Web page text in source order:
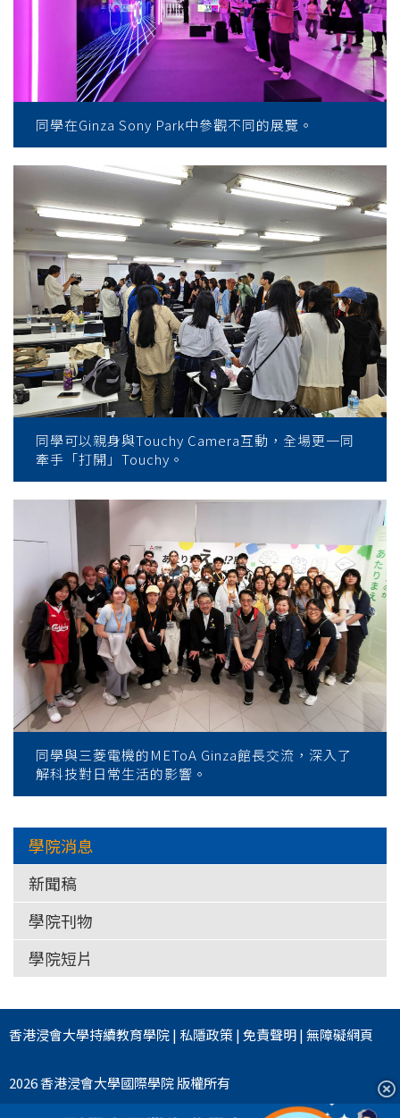
同學在Ginza Sony Park中參觀不同的展覽。
同學可以親身與Touchy Camera互動，全場更一同
牽手「打開」Touchy。
同學與三菱電機的METoA Ginza館長交流，深入了
解科技對日常生活的影響。
學院消息
新聞稿
學院刊物
學院短片
香港浸會大學持續教育學院| 私隱政策|免責聲明|無障礙網頁
2026 香港浸會大學國際學院 版權所有